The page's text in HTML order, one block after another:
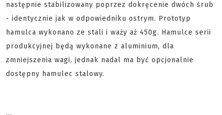
następnie stabilizowany poprzez dokręcenie dwóch śrub
- identycznie jak w odpowiedniku ostrym. Prototyp
hamulca wykonano ze stali i waży aż 450g. Hamulce serii
produkcyjnej będą wykonane z aluminium, dla
zmniejszenia wagi, jednak nadal ma być opcjonalnie
dostępny hamulec stalowy.